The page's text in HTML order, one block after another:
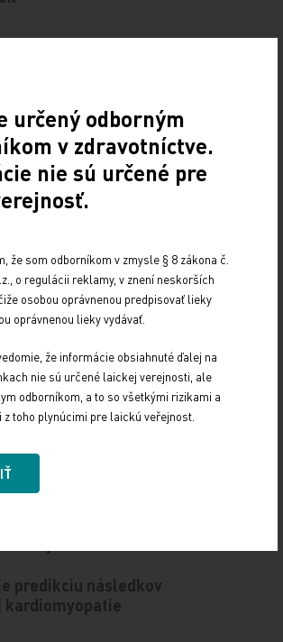
predikciu následkov
určený odborným
v zdravotníctve.
nie sú určené pre
že som odborníkom v zmysle § 8 zákona č.
o regulácii reklamy, v znení neskorších
osobou oprávnenou predpisovať lieky
oprávnenou lieky vydávať.
že informácie obsiahnuté ďalej na
nie sú určené laickej verejnosti, ale
odborníkom, a to so všetkými rizikami a
z toho plynúcimi pre laickú veřejnost.